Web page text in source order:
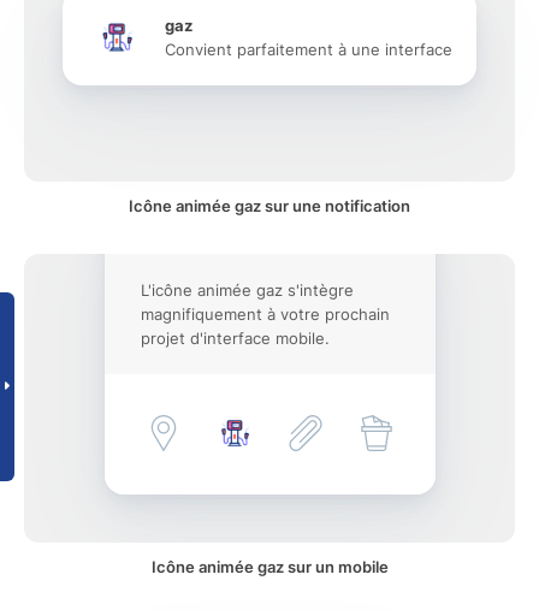
gaz
Convient parfaitement à une interface
Icône animée gaz sur une notification
L'icône animée gaz s'intègre
magnifiquement à votre prochain
projet d'interface mobile.
Icône animée gaz sur un mobile